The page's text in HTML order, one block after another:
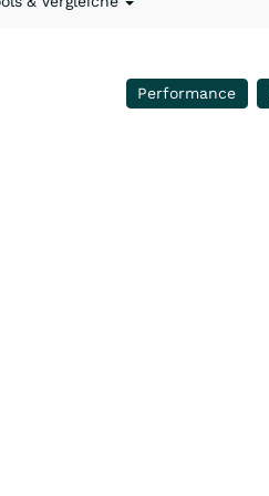
Performance